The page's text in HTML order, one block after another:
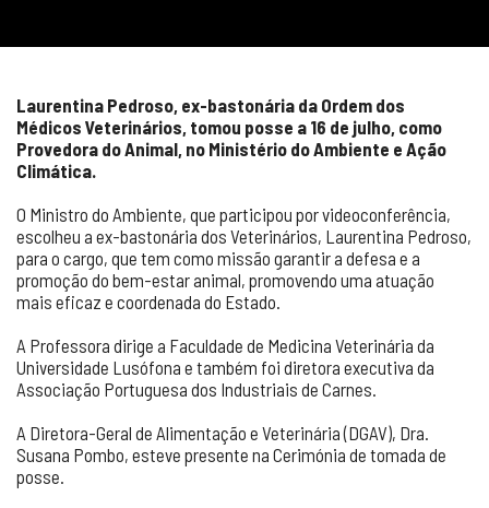
Laurentina Pedroso, ex-bastonária da Ordem dos
Médicos Veterinários, tomou posse a 16 de julho, como
Provedora do Animal, no Ministério do Ambiente e Ação
Climática.
O Ministro do Ambiente, que participou por videoconferência,
escolheu a ex-bastonária dos Veterinários, Laurentina Pedroso,
para o cargo, que tem como missão garantir a defesa e a
promoção do bem-estar animal, promovendo uma atuação
mais eficaz e coordenada do Estado.
A Professora dirige a Faculdade de Medicina Veterinária da
Universidade Lusófona e também foi diretora executiva da
Associação Portuguesa dos Industriais de Carnes.
A Diretora-Geral de Alimentação e Veterinária (DGAV), Dra.
Susana Pombo, esteve presente na Cerimónia de tomada de
posse.